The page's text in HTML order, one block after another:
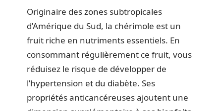
Originaire des zones subtropicales
d’Amérique du Sud, la chérimole est un
fruit riche en nutriments essentiels. En
consommant régulièrement ce fruit, vous
réduisez le risque de développer de
l’hypertension et du diabète. Ses
propriétés anticancéreuses ajoutent une